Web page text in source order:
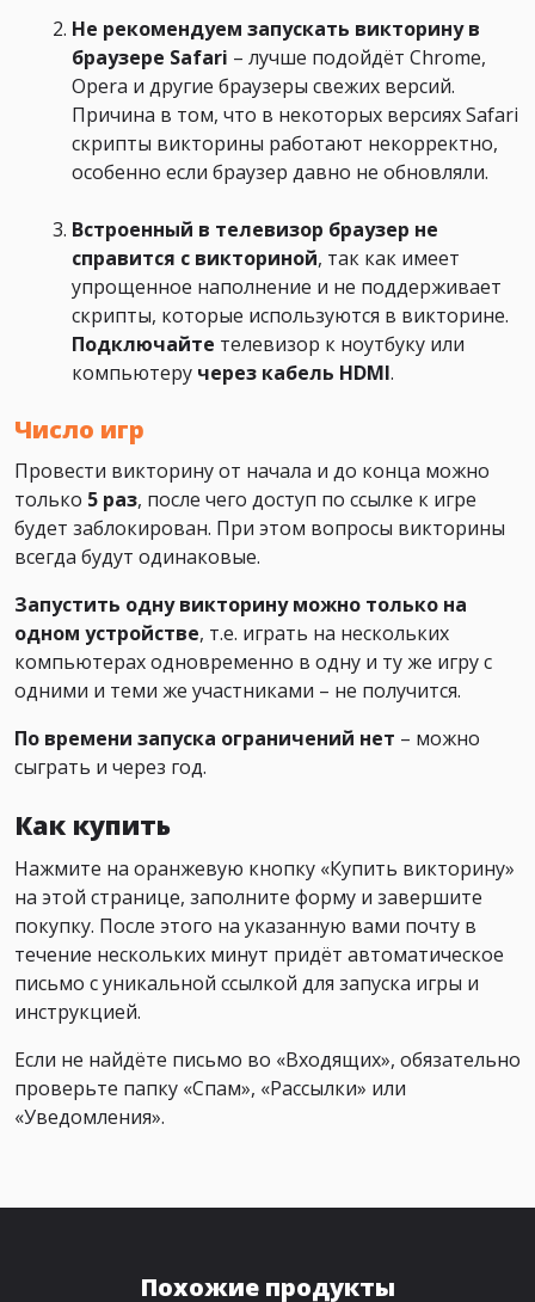
Не рекомендуем запускать викторину в
браузере Safari – лучше подойдёт Chrome,
Opera и другие браузеры свежих версий.
Причина в том, что в некоторых версиях Safari
скрипты викторины работают некорректно,
особенно если браузер давно не обновляли.
Встроенный в телевизор браузер не
справится с викториной, так как имеет
упрощенное наполнение и не поддерживает
скрипты, которые используются в викторине.
Подключайте телевизор к ноутбуку или
компьютеру через кабель HDMI.
Число игр
Провести викторину от начала и до конца можно
только 5 раз, после чего доступ по ссылке к игре
будет заблокирован. При этом вопросы викторины
всегда будут одинаковые.
Запустить одну викторину можно только на
одном устройстве, т.е. играть на нескольких
компьютерах одновременно в одну и ту же игру с
одними и теми же участниками – не получится.
По времени запуска ограничений нет – можно
сыграть и через год.
Как купить
Нажмите на оранжевую кнопку «Купить викторину»
на этой странице, заполните форму и завершите
покупку. После этого на указанную вами почту в
течение нескольких минут придёт автоматическое
письмо с уникальной ссылкой для запуска игры и
инструкцией.
Если не найдёте письмо во «Входящих», обязательно
проверьте папку «Спам», «Рассылки» или
«Уведомления».
Похожие продукты